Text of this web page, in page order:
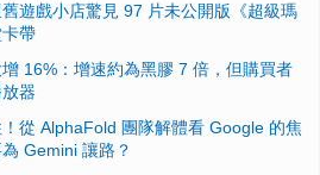
遊戲小店驚見 97 片未公開版《超級瑪
帶
16%：增速約為黑膠 7 倍，但購買者
器
從 AlphaFold 團隊解體看 Google 的焦
Gemini 讓路？